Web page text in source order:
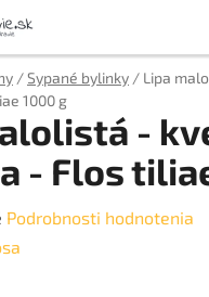
/Sypané bylinky / Lipa
1000 g
-
- Flos
Podrobnosti hodnotenia